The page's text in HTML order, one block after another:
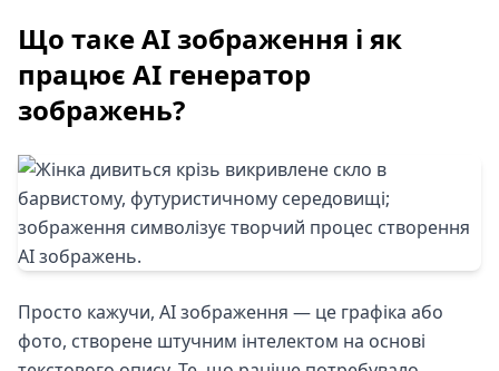
Що таке AI зображення і як
працює AI генератор
зображень?
Просто кажучи, AI зображення — це графіка або
фото, створене штучним інтелектом на основі